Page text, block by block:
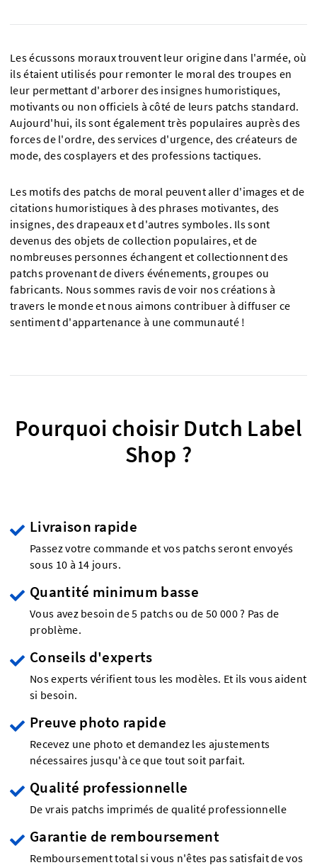
Les écussons moraux trouvent leur origine dans l'armée, où
ils étaient utilisés pour remonter le moral des troupes en
leur permettant d'arborer des insignes humoristiques,
motivants ou non officiels à côté de leurs patchs standard.
Aujourd'hui, ils sont également très populaires auprès des
forces de l'ordre, des services d'urgence, des créateurs de
mode, des cosplayers et des professions tactiques.
Les motifs des patchs de moral peuvent aller d'images et de
citations humoristiques à des phrases motivantes, des
insignes, des drapeaux et d'autres symboles. Ils sont
devenus des objets de collection populaires, et de
nombreuses personnes échangent et collectionnent des
patchs provenant de divers événements, groupes ou
fabricants. Nous sommes ravis de voir nos créations à
travers le monde et nous aimons contribuer à diffuser ce
sentiment d'appartenance à une communauté !
Pourquoi choisir Dutch Label
Shop ?
Livraison rapide
Passez votre commande et vos patchs seront envoyés
sous 10 à 14 jours.
Quantité minimum basse
Vous avez besoin de 5 patchs ou de 50 000 ? Pas de
problème.
Conseils d'experts
Nos experts vérifient tous les modèles. Et ils vous aident
si besoin.
Preuve photo rapide
Recevez une photo et demandez les ajustements
nécessaires jusqu'à ce que tout soit parfait.
Qualité professionnelle
De vrais patchs imprimés de qualité professionnelle
Garantie de remboursement
Remboursement total si vous n'êtes pas satisfait de vos